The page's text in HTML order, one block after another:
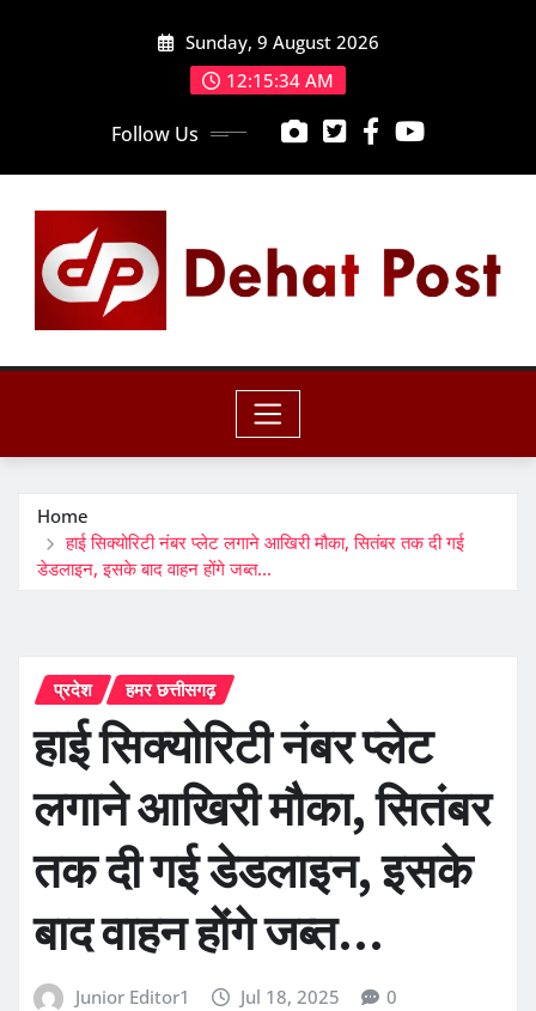
Sunday, 9 August 2026
12:15:36 AM
Follow Us
Home
हाई सिक्योरिटी नंबर प्लेट लगाने आखिरी मौका, सितंबर तक दी गई
डेडलाइन, इसके बाद वाहन होंगे जब्त…
प्रदेश हमर छत्तीसगढ़
हाई सिक्योरिटी नंबर प्लेट
लगाने आखिरी मौका, सितंबर
तक दी गई डेडलाइन, इसके
बाद वाहन होंगे जब्त…
Junior Editor1 Jul 18, 2025 0